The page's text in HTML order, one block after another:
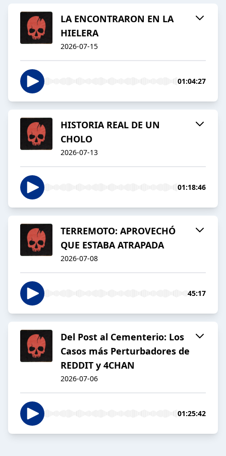
LA ENCONTRARON EN LA
HIELERA
2026-07-15
01:04:27
HISTORIA REAL DE UN
CHOLO
2026-07-13
01:18:46
TERREMOTO: APROVECHÓ
QUE ESTABA ATRAPADA
2026-07-08
45:17
Del Post al Cementerio: Los
Casos más Perturbadores de
REDDIT y 4CHAN
2026-07-06
01:25:42